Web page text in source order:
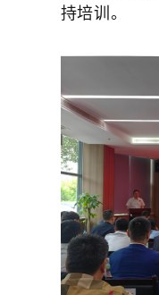
持培训。